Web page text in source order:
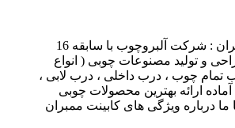
قیمت کابینت ممبران : شرکت آلبروچوب با سابقه 16
و تولید مصنوعات چوبی ( انواع
تمام چوب ، درب داخلی ، درب لابی ،
ارائه بهترین محصولات چوبی
ما درباره ویژگی های کابینت ممبران